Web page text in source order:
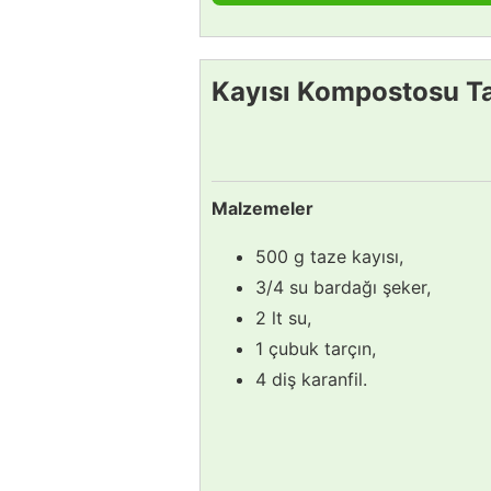
Kayısı Kompostosu
Malzemeler
500 g taze kayısı,
3/4 su bardağı şeker,
2 lt su,
1 çubuk tarçın,
4 diş karanfil.